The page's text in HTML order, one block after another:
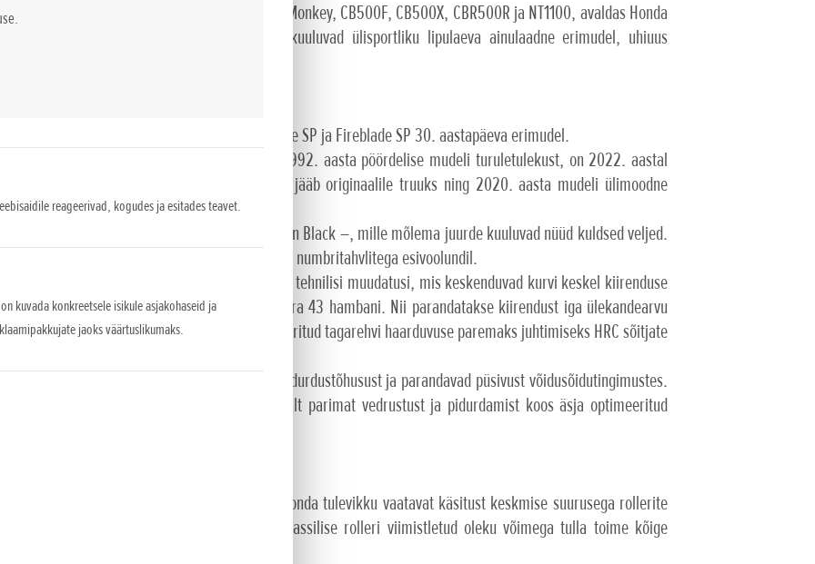
reageerivad, kogudes ja esitades teavet.
kuvada konkreetsele isikule asjakohaseid ja
jaoks väärtuslikumaks.
pikka rivi, kuhu kuuluvad Super Cub, Monkey, CB500F, CB500X, CBR500R ja NT1100, avaldas Honda
mootorrataste mudelivaliku. Valikusse kuuluvad ülisportliku lipulaeva ainulaadne erimudel, uhiuus
kogu mudelivalikus.
on uued CBR1000RR-R Fireblade, Fireblade SP ja Fireblade SP 30. aastapäeva erimudel.
ja 30 aastat pidevaid katsumusi alates 1992. aasta pöördelise mudeli turuletulekust, on 2022. aastal
erimudel. Selle kolmetooniline värviskeem jääb originaalile truuks ning 2020. aasta mudeli ülimoodne
pintslitõmbestiilis elementidega
– Grand Prix Red ja Matte Pearl Morion Black –, mille mõlema juurde kuuluvad nüüd kuldsed veljed.
Redi värviskeem koos silmapaistvate valgete numbritahvlitega esivoolundil.
tehti ka 160 kW neljasilindrilise ridamootori tehnilisi muudatusi, mis keskenduvad kurvi keskel kiirenduse
hammasratast suurendati kolme hamba võrra 43 hambani. Nii parandatakse kiirendust iga ülekandearvu
Selectable Torque Control (HSTC) on optimeeritud tagarehvi haarduvuse paremaks juhtimiseks HRC sõitjate
uus materjal ja pinnaviimistlus suurendavad pidurdustõhusust ja parandavad püsivust võidusõidutingimustes.
(SE-C) ja Brembo varustus pakuvad jätkuvalt parimat vedrustust ja pidurdamist koos äsja optimeeritud
mootorratta X-ADV edu puhul on nüüd näha Honda tulevikku vaatavat käsitust keskmise suurusega rollerite
Atessa tehases Itaalias, ühendab esmaklassilise rolleri viimistletud oleku võimega tulla toime kõige